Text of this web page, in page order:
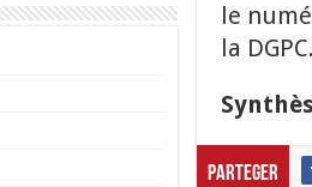
le
la
Parteger